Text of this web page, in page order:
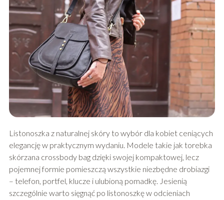
Listonoszka z naturalnej skóry to wybór dla kobiet ceniących
elegancję w praktycznym wydaniu. Modele takie jak torebka
skórzana crossbody bag dzięki swojej kompaktowej, lecz
pojemnej formie pomieszczą wszystkie niezbędne drobiazgi
– telefon, portfel, klucze i ulubioną pomadkę. Jesienią
szczególnie warto sięgnąć po listonoszkę w odcieniach